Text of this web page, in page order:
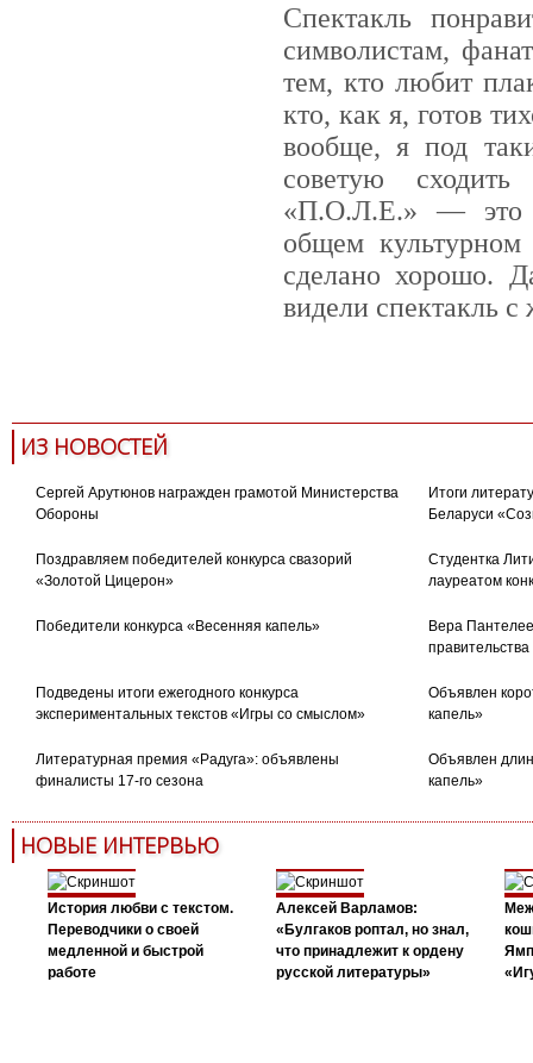
Спектакль
символистам,
тем, кто любит
кто, как я, готов
вообще, я под
советую
«П.О.Л.Е.» — это
общем
сделано хорошо.
видели спектакль
ИЗ НОВОСТЕЙ
Сергей Арутюнов награжден грамотой Министерства
Обороны
Итоги
Беларуси
Поздравляем победителей конкурса свазорий
«Золотой Цицерон»
Студентка
лауреатом
Победители конкурса «Весенняя капель»
Вера
Подведены итоги ежегодного конкурса
экспериментальных текстов «Игры со смыслом»
Объявлен
капель»
Литературная премия «Радуга»: объявлены
финалисты 17-го сезона
Объявлен
капель»
НОВЫЕ ИНТЕРВЬЮ
История любви с текстом.
Переводчики о своей
медленной и быстрой
работе
Алексей Варламов:
«Булгаков роптал, но знал,
что принадлежит к ордену
русской литературы»